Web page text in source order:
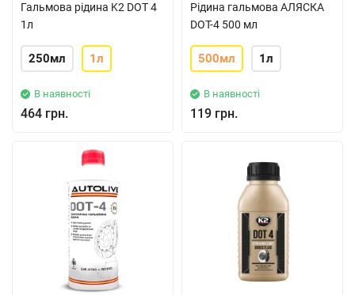
Гальмова рідина K2 DOT 4
1л
250мл 1л
В наявності
464 грн.
Рідина гальмова АЛЯСКА
DOT-4 500 мл
500мл 1л
В наявності
119 грн.